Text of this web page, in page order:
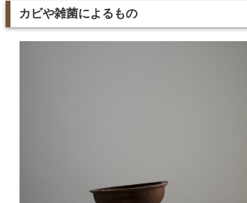
カビや雑菌によるもの